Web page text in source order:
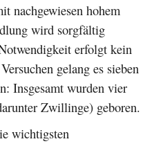
nachgewiesen hohem
wird sorgfältig
erfolgt kein
gelang es sieben
Insgesamt wurden vier
Zwillinge) geboren.
wichtigsten